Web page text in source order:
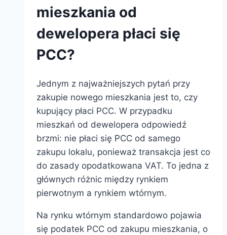
mieszkania od
dewelopera płaci się
PCC?
Jednym z najważniejszych pytań przy
zakupie nowego mieszkania jest to, czy
kupujący płaci PCC. W przypadku
mieszkań od dewelopera odpowiedź
brzmi: nie płaci się PCC od samego
zakupu lokalu, ponieważ transakcja jest co
do zasady opodatkowana VAT. To jedna z
głównych różnic między rynkiem
pierwotnym a rynkiem wtórnym.
Na rynku wtórnym standardowo pojawia
się podatek PCC od zakupu mieszkania, o